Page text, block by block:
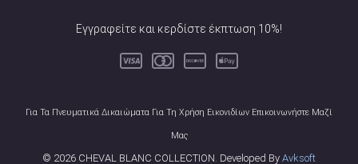
Εγγραφείτε και κερδίστε έκπτωση 10%!
Για Τα Πνευματικά Δικαιώματα Για Τη Χρήση Εικονιδίων Επικοινωνήστε Μαζί
Μας
© 2026 CHEVAL BLANC COLLECTION. Developed By Avksoft